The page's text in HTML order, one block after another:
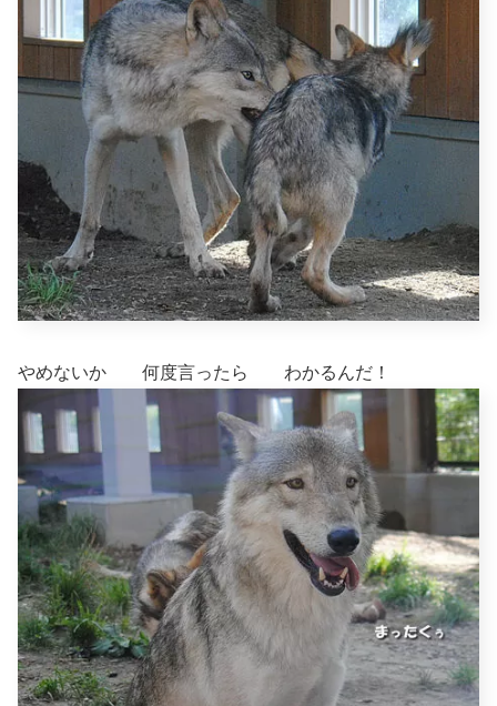
やめないか 何度言ったら わかるんだ！